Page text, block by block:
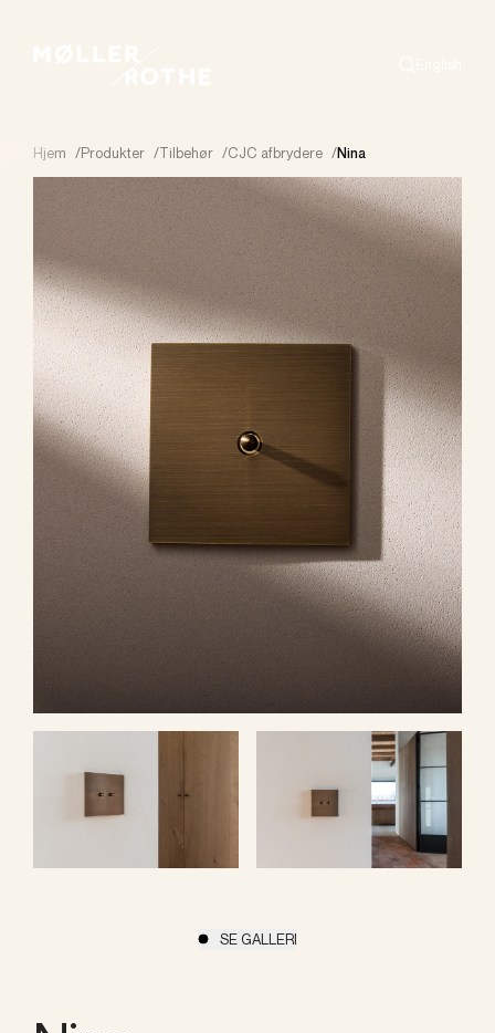
Hjem /Produkter /Tilbehør /CJC afbrydere /Nina
SE GALLERI